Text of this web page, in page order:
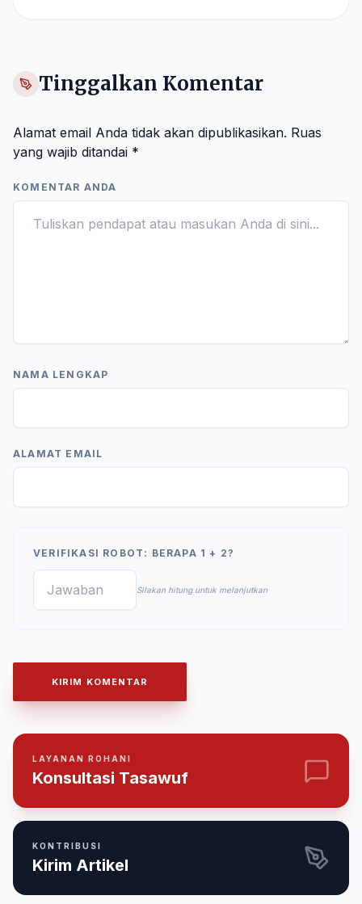
Tinggalkan Komentar
Alamat email Anda tidak akan dipublikasikan. Ruas
yang wajib ditandai *
KOMENTAR ANDA
NAMA LENGKAP
ALAMAT EMAIL
VERIFIKASI ROBOT: BERAPA 1 + 2?
Silakan hitung untuk melanjutkan
KIRIM KOMENTAR
LAYANAN ROHANI
Konsultasi Tasawuf
KONTRIBUSI
Kirim Artikel